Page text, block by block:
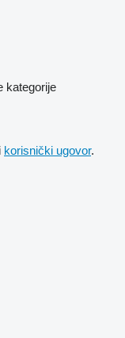
kategorije
i korisnički ugovor.